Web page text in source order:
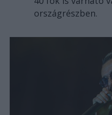
országrészben.